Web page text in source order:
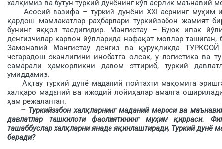
халқимиз ва бутун туркий дунёнинг кўп асрлик маънавий
Асосий вазифа – туркий дунёни XXI асрнинг муҳим
қардош мамлакатлар раҳбарлари туркийзабон жамият
бунинг яққол тасдиғидир. Манғистау – Буюк ипак
денгизчилар карвон йўлларида нафақат моллар
Замонавий Манғистау денгиз ва қуруқликда
чегарадош эканлигини инобатга олсак, у логистика ва
самарали ҳамкорликни давом эттириб, туркий
умиддамиз.
Ақтау туркий дунё маданий пойтахти мақомига
халқаро маданий ва ижодий лойиҳалар амалга
ҳам режаланган.
– Туркийзабон халқларнинг маданий мероси ва
давлатлар ташкилоти фаолиятининг муҳим қирраси.
ташаббуслар халқларни янада яқинлаштиради, Туркий дунё
беради?